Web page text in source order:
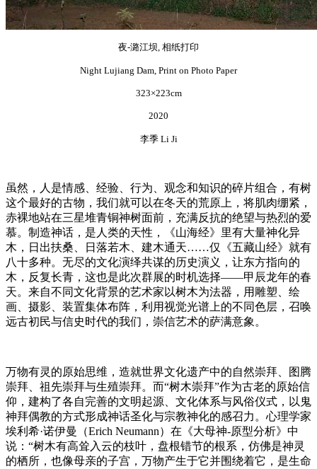
夜-潞江坝, 相纸打印
Night Lujiang Dam, Print on Photo Paper
323×223cm
2020
李季 Li Ji
虽然，人是情感、经验、行为、观念和知识的碎片组合，有树
这个最好的古物，我们就可以在冬天的荒原上，将肌肉绷紧，
赤裸地站在三星堆青铜神树面前，充满反抗的绝望与热烈的爱
慕。制造神话，是人类的天性，《山海经》里有大量神化异
木，日出扶桑、日落若木、建木通天……仅《五藏山经》就有
八十多种。无尽的文化演绎共谋的历史演义，让东方指向的
木，反复长青，这也是此次群展的时机选择——甲辰龙年的春
天。来自不同文化背景的艺术家以树木为法器，用雕塑、绘
画、摄影、装置集体布阵，利用视觉光谱上的不同色层，召唤
远古初民与信史时代的我们，崇信艺术的萨满意象。
万物有灵的原始思维，造就世界文化遗产中的自然崇拜、图腾
崇拜、祖先崇拜与生殖崇拜。而“树木崇拜”作为古老的原始信
仰，建构了各自完善的文明起源、文化体系与风俗仪式，以鬼
神拜偶教的方式形成神话圣化与宗教神化的感召力。心理学家
埃利希·诺伊曼（Erich Neumann）在《大母神-原型分析》中
说：“树木有高耸入云的枝叶，盘根错节的根系，仿佛是神灵
的栖所，也像母亲的子宫，万物产生于它并围绕着它，是生命